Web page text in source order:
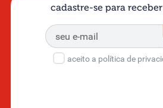
cadastre-se para
aceito a política de